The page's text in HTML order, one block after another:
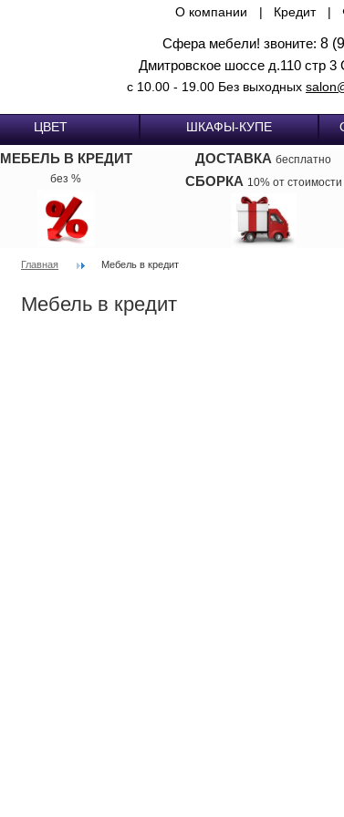
О компании | Кредит |
Сфера мебели! звоните: 8
Дмитровское шоссе д.110 стр 3
с 10.00 - 19.00 Без выходных
ЦВЕТ ШКАФЫ-КУПЕ
МЕБЕЛЬ В КРЕДИТ
без %
ДОСТАВКА бесплатно
СБОРКА 10% от стоимости
Главная Мебель в кредит
Мебель в кредит